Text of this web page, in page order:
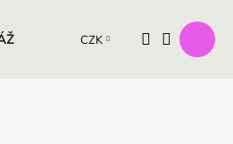
CZK
VÝROBKY Z OVČÍ VLNY